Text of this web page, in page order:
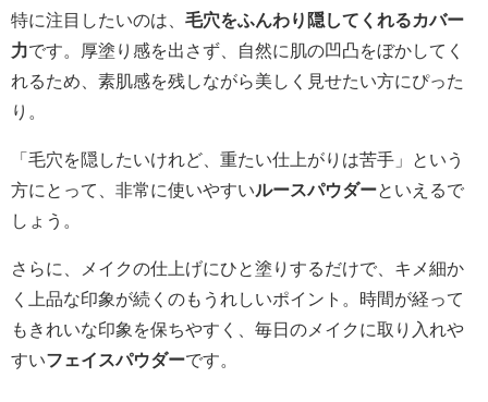
特に注目したいのは、 毛穴をふんわり隠してくれるカバー
力です。厚塗り感を出さず、自然に肌の凹凸をぼかしてく
れるため、素肌感を残しながら美しく見せたい方にぴった
り。
「毛穴を隠したいけれど、重たい仕上がりは苦手」という
方にとって、非常に使いやすいルースパウダーといえるで
しょう。
さらに、メイクの仕上げにひと塗りするだけで、キメ細か
く上品な印象が続くのもうれしいポイント。時間が経って
もきれいな印象を保ちやすく、毎日のメイクに取り入れや
すいフェイスパウダーです。